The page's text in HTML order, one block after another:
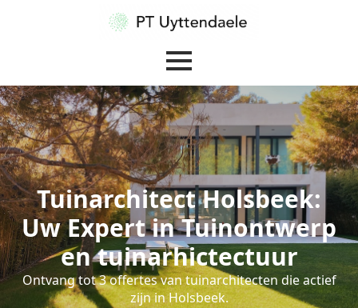
Tuinarchitect Holsbeek:
Uw Expert in Tuinontwerp
en tuinarhictectuur
Ontvang tot 3 offertes van tuinarchitecten die actief
zijn in Holsbeek.